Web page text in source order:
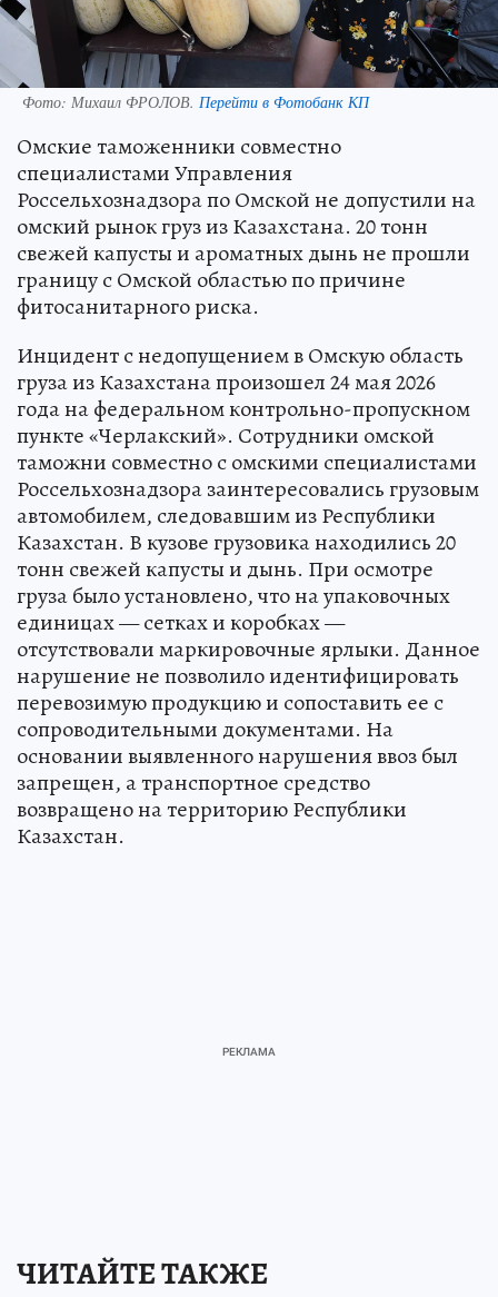
Фото: Михаил ФРОЛОВ. Перейти в Фотобанк КП
Омские таможенники совместно
специалистами Управления
Россельхознадзора по Омской не допустили на
омский рынок груз из Казахстана. 20 тонн
свежей капусты и ароматных дынь не прошли
границу с Омской областью по причине
фитосанитарного риска.
Инцидент с недопущением в Омскую область
груза из Казахстана произошел 24 мая 2026
года на федеральном контрольно-пропускном
пункте «Черлакский». Сотрудники омской
таможни совместно с омскими специалистами
Россельхознадзора заинтересовались грузовым
автомобилем, следовавшим из Республики
Казахстан. В кузове грузовика находились 20
тонн свежей капусты и дынь. При осмотре
груза было установлено, что на упаковочных
единицах — сетках и коробках —
отсутствовали маркировочные ярлыки. Данное
нарушение не позволило идентифицировать
перевозимую продукцию и сопоставить ее с
сопроводительными документами. На
основании выявленного нарушения ввоз был
запрещен, а транспортное средство
возвращено на территорию Республики
Казахстан.
ЧИТАЙТЕ ТАКЖЕ